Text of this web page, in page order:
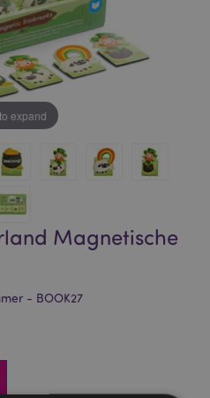
expand
Magnetische
- BOOK27